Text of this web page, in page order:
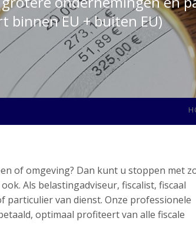
binnen EU + buiten EU)
of omgeving? Dan kunt u stoppen met
Als belastingadviseur, fiscalist, fiscaal
van dienst. Onze professionele
optimaal profiteert van alle fiscale